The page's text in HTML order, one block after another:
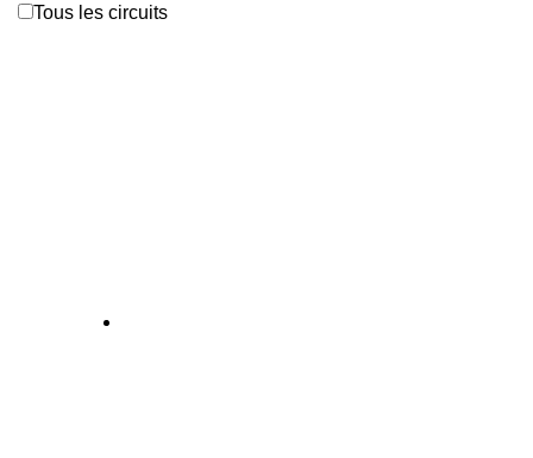
Tous les circuits